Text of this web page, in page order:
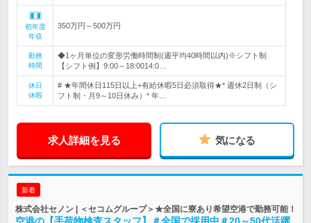
初年度
年収
350万円～500万円
勤務
時間
◆1ヶ月単位の変形労働時間制(週平均40時間以内)※シフト制
【シフト例】9:00～18:0014:0…
休日
休暇
# ★年間休日115日以上+有給休暇5日必須取得★* 週休2日制（シ
フト制・月9～10日休み）* 年…
求人詳細を見る 気になる
新着
株式会社セノン | ＜セコムグループ＞★全国に寮あり希望空港で勤務可能！